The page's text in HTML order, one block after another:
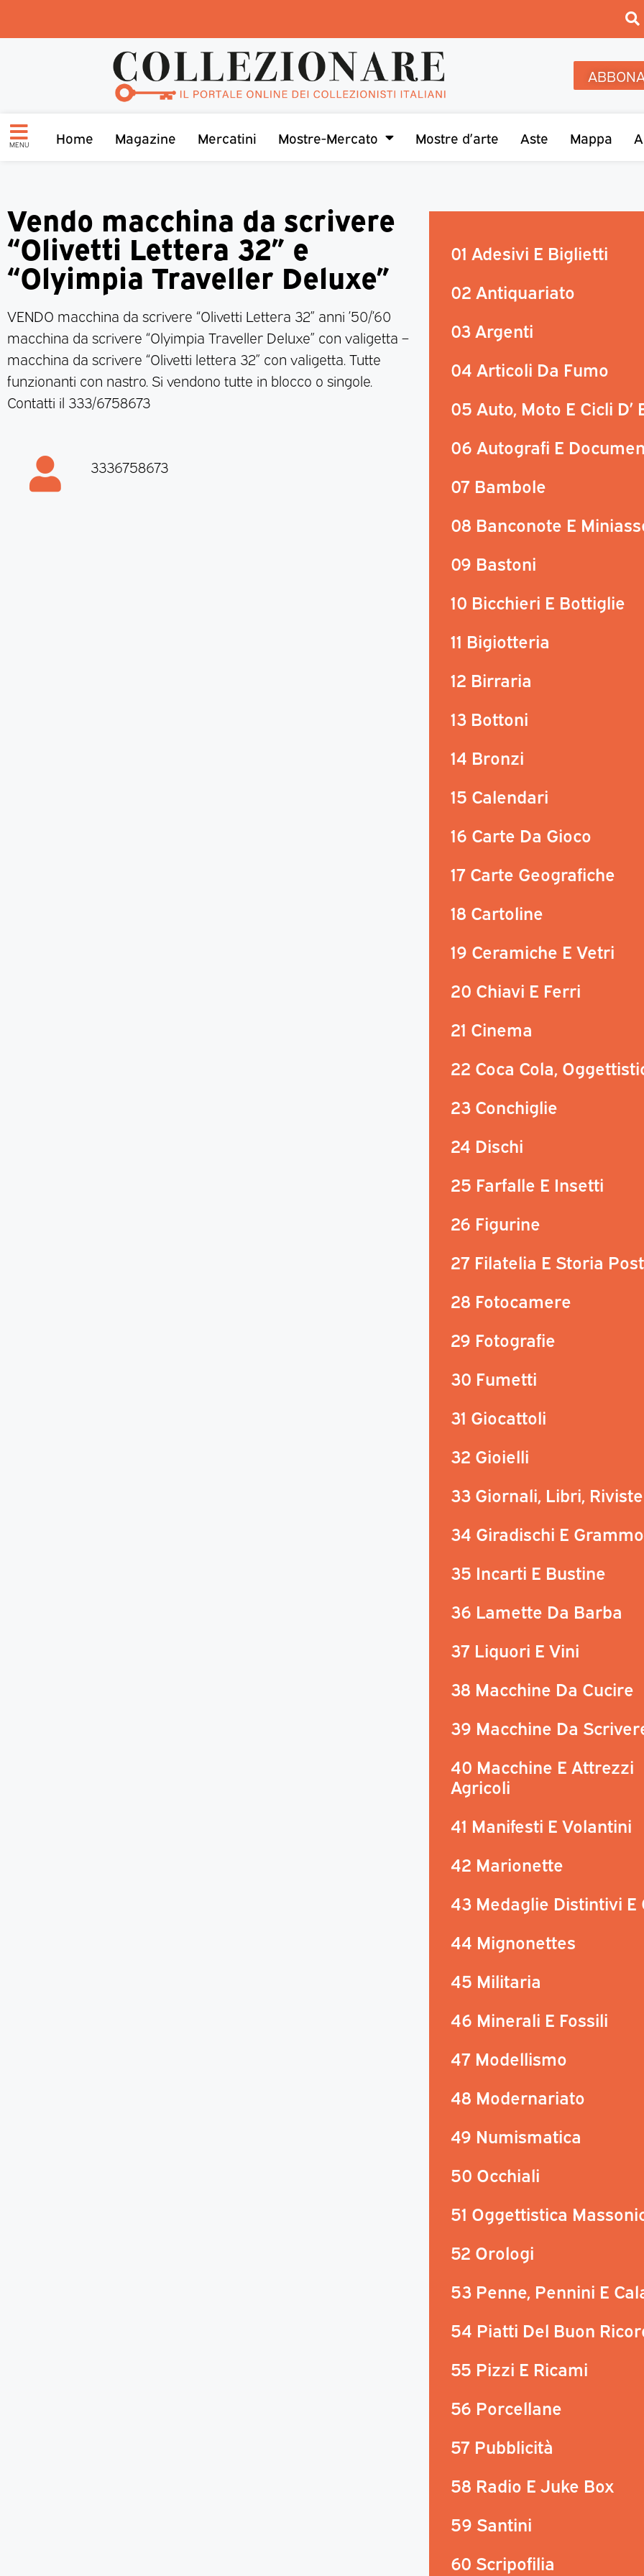
MENU Home Magazine Mercatini Mostre-Mercato Mostre d’arte Aste Mappa
Vendo macchina da scrivere
“Olivetti Lettera 32” e
“Olyimpia Traveller Deluxe”
VENDO macchina da scrivere “Olivetti Lettera 32” anni ’50/’60
macchina da scrivere “Olyimpia Traveller Deluxe” con valigetta –
macchina da scrivere “Olivetti lettera 32” con valigetta. Tutte
funzionanti con nastro. Si vendono tutte in blocco o singole.
Contatti il 333/6758673
3336758673
01 Adesivi E Biglietti
02 Antiquariato
03 Argenti
04 Articoli Da Fumo
05 Auto, Moto E Cicli D’
06 Autografi E
07 Bambole
08 Banconote E
09 Bastoni
10 Bicchieri E Bottiglie
11 Bigiotteria
12 Birraria
13 Bottoni
14 Bronzi
15 Calendari
16 Carte Da Gioco
17 Carte Geografiche
18 Cartoline
19 Ceramiche E Vetri
20 Chiavi E Ferri
21 Cinema
22 Coca Cola,
23 Conchiglie
24 Dischi
25 Farfalle E Insetti
26 Figurine
27 Filatelia E Storia
28 Fotocamere
29 Fotografie
30 Fumetti
31 Giocattoli
32 Gioielli
33 Giornali, Libri, Riviste
34 Giradischi E
35 Incarti E Bustine
36 Lamette Da Barba
37 Liquori E Vini
38 Macchine Da Cucire
39 Macchine Da
40 Macchine E Attrezzi
Agricoli
41 Manifesti E Volantini
42 Marionette
43 Medaglie Distintivi E
44 Mignonettes
45 Militaria
46 Minerali E Fossili
47 Modellismo
48 Modernariato
49 Numismatica
50 Occhiali
51 Oggettistica
52 Orologi
53 Penne, Pennini E
54 Piatti Del Buon
55 Pizzi E Ricami
56 Porcellane
57 Pubblicità
58 Radio E Juke Box
59 Santini
60 Scripofilia